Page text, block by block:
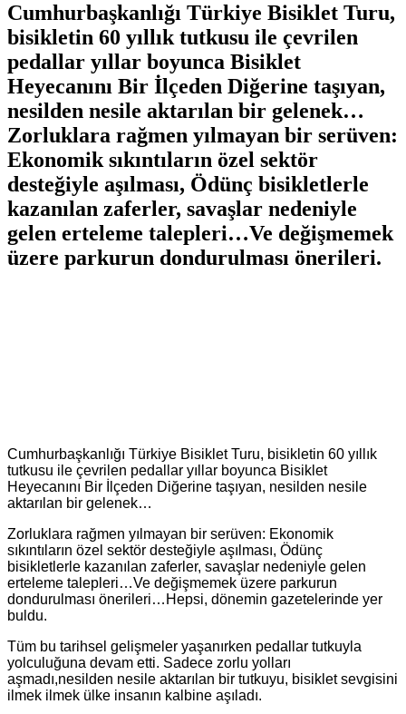
Cumhurbaşkanlığı Türkiye Bisiklet Turu,
bisikletin 60 yıllık tutkusu ile çevrilen
pedallar yıllar boyunca Bisiklet
Heyecanını Bir İlçeden Diğerine taşıyan,
nesilden nesile aktarılan bir gelenek…
Zorluklara rağmen yılmayan bir serüven:
Ekonomik sıkıntıların özel sektör
desteğiyle aşılması, Ödünç bisikletlerle
kazanılan zaferler, savaşlar nedeniyle
gelen erteleme talepleri…Ve değişmemek
üzere parkurun dondurulması önerileri.
Cumhurbaşkanlığı Türkiye Bisiklet Turu, bisikletin 60 yıllık
tutkusu ile çevrilen pedallar yıllar boyunca Bisiklet
Heyecanını Bir İlçeden Diğerine taşıyan, nesilden nesile
aktarılan bir gelenek…
Zorluklara rağmen yılmayan bir serüven: Ekonomik
sıkıntıların özel sektör desteğiyle aşılması, Ödünç
bisikletlerle kazanılan zaferler, savaşlar nedeniyle gelen
erteleme talepleri…Ve değişmemek üzere parkurun
dondurulması önerileri…Hepsi, dönemin gazetelerinde yer
buldu.
Tüm bu tarihsel gelişmeler yaşanırken pedallar tutkuyla
yolculuğuna devam etti. Sadece zorlu yolları
aşmadı,nesilden nesile aktarılan bir tutkuyu, bisiklet sevgisini
ilmek ilmek ülke insanın kalbine aşıladı.